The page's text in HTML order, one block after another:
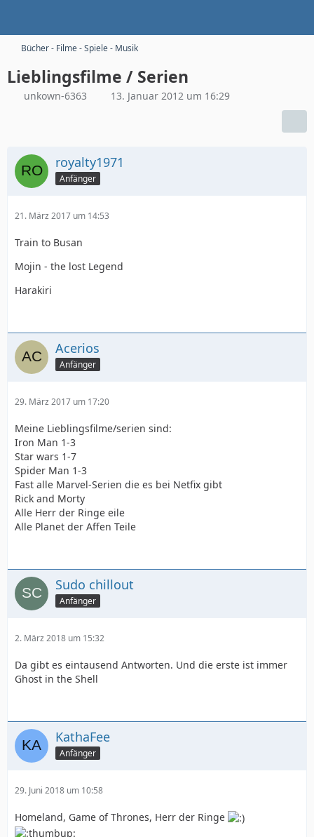
Bücher - Filme - Spiele - Musik
Lieblingsfilme / Serien
unkown-6363 13. Januar 2012 um 16:29
royalty1971
Anfänger
21. März 2017 um 14:53
Train to Busan
Mojin - the lost Legend
Harakiri
Acerios
Anfänger
29. März 2017 um 17:20
Meine Lieblingsfilme/serien sind:
Iron Man 1-3
Star wars 1-7
Spider Man 1-3
Fast alle Marvel-Serien die es bei Netfix gibt
Rick and Morty
Alle Herr der Ringe eile
Alle Planet der Affen Teile
Sudo chillout
Anfänger
2. März 2018 um 15:32
Da gibt es eintausend Antworten. Und die erste ist immer
Ghost in the Shell
KathaFee
Anfänger
29. Juni 2018 um 10:58
Homeland, Game of Thrones, Herr der Ringe